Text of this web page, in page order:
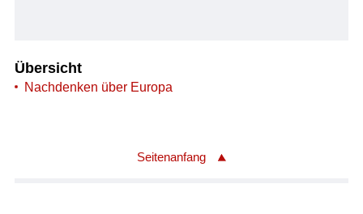
Übersicht
Nachdenken über Europa
Seitenanfang